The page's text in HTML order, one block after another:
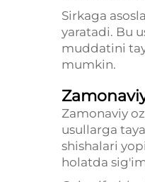
Sirkaga
yaratadi. Bu
muddatini
mumkin.
Zamonaviy
usullarga
shishalari
holatda